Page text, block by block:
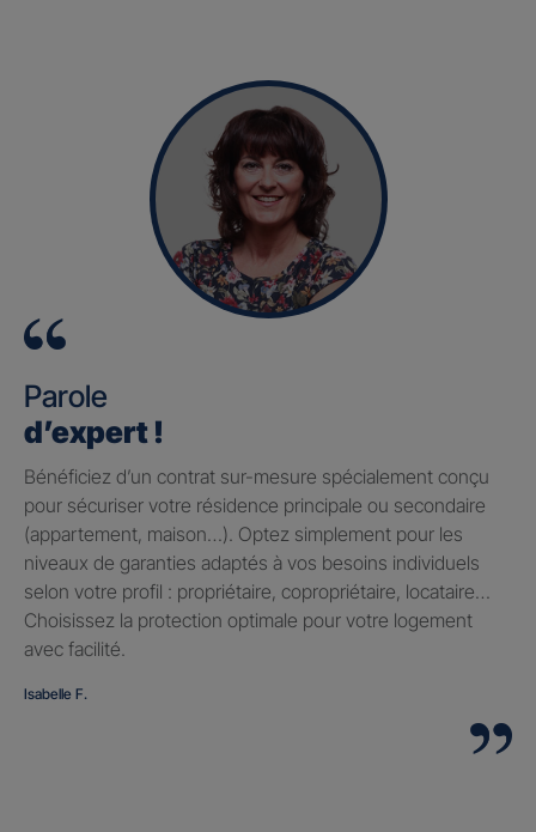
Parole
d’expert !
Bénéficiez d’un contrat sur-mesure spécialement conçu
pour sécuriser votre résidence principale ou secondaire
(appartement, maison…). Optez simplement pour les
niveaux de garanties adaptés à vos besoins individuels
selon votre profil : propriétaire, copropriétaire, locataire…
Choisissez la protection optimale pour votre logement
avec facilité.
Isabelle F.